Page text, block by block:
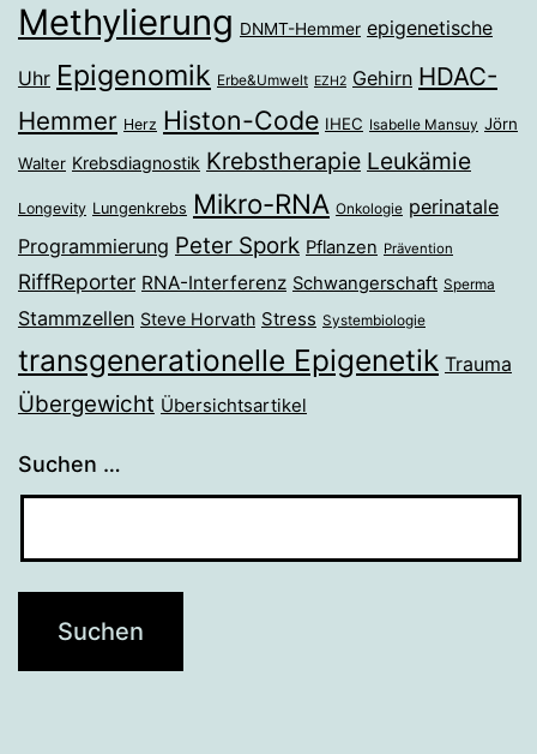
Methylierung DNMT-Hemmer epigenetische
Uhr Epigenomik Erbe&Umwelt EZH2 Gehirn HDAC-
Hemmer Herz Histon-Code IHEC Isabelle Mansuy Jörn
Walter Krebsdiagnostik Krebstherapie Leukämie
Longevity Lungenkrebs Mikro-RNA Onkologie perinatale
Programmierung Peter Spork Pflanzen Prävention
RiffReporter RNA-Interferenz Schwangerschaft Sperma
Stammzellen Steve Horvath Stress Systembiologie
transgenerationelle Epigenetik Trauma
Übergewicht Übersichtsartikel
Suchen …